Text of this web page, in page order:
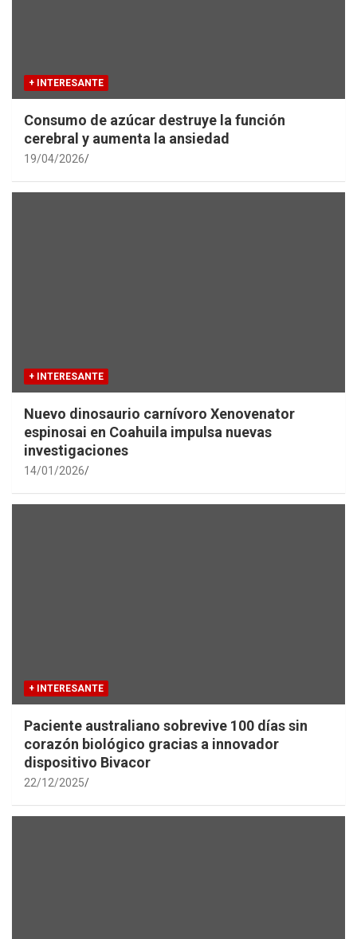
+ INTERESANTE
Consumo de azúcar destruye la función
cerebral y aumenta la ansiedad
19/04/2026
+ INTERESANTE
Nuevo dinosaurio carnívoro Xenovenator
espinosai en Coahuila impulsa nuevas
investigaciones
14/01/2026
+ INTERESANTE
Paciente australiano sobrevive 100 días sin
corazón biológico gracias a innovador
dispositivo Bivacor
22/12/2025